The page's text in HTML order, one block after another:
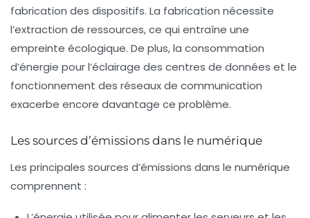
fabrication des dispositifs. La fabrication nécessite
l’extraction de ressources, ce qui entraîne une
empreinte écologique. De plus, la consommation
d’énergie pour l’éclairage des centres de données et le
fonctionnement des réseaux de communication
exacerbe encore davantage ce problème.
Les sources d’émissions dans le numérique
Les principales sources d’émissions dans le numérique
comprennent :